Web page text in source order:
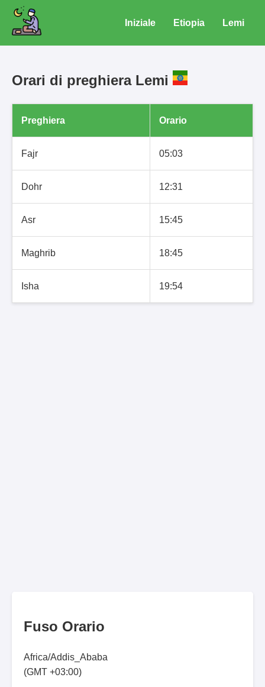
Iniziale Etiopia Lemi
Orari di preghiera Lemi
Preghiera Orario
Fajr 05:03
Dohr 12:31
Asr 15:45
Maghrib 18:45
Isha 19:54
Fuso Orario
Africa/Addis_Ababa
(GMT +03:00)